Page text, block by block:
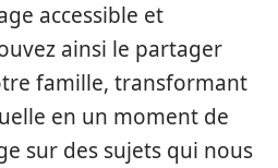
accessible et
ainsi le partager
famille, transformant
en un moment de
sur des sujets qui nous